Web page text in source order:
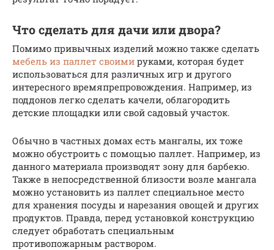
Что сделать для дачи или двора?
Помимо привычных изделий можно также сделать
мебель из паллет своими руками, которая будет
использоваться для различных игр и другого
интересного времяпрепровождения. Например, из
поддонов легко сделать качели, облагородить
детские площадки или свой садовый участок.
Обычно в частных домах есть мангалы, их тоже
можно обустроить с помощью паллет. Например, из
данного материала производят зону для барбекю.
Также в непосредственной близости возле мангала
можно установить из паллет специальное место
для хранения посуды и нарезания овощей и других
продуктов. Правда, перед установкой конструкцию
следует обработать специальным
противопожарным раствором.